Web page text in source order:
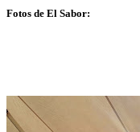
Fotos de El Sabor: